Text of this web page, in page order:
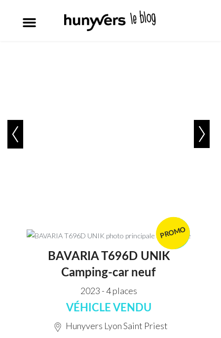
VENDU
PROMO
BAVARIA T696D UNIK
Camping-car neuf
2023 - 4 places
VÉHICLE VENDU
Hunyvers Lyon Saint Priest